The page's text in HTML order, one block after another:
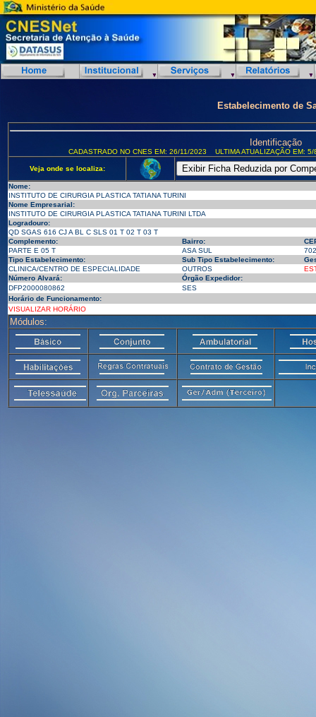
Estabelecimento de
Identificação
CADASTRADO NO CNES EM: 26/11/2023 ULTIMA ATUALIZAÇÃO EM:
Veja onde se localiza:
Nome:
INSTITUTO DE CIRURGIA PLASTICA TATIANA TURINI
Nome Empresarial:
INSTITUTO DE CIRURGIA PLASTICA TATIANA TURINI LTDA
Logradouro:
QD SGAS 616 CJ A BL C SLS 01 T 02 T 03 T
Complemento:
Bairro:
PARTE E 05 T
ASA SUL
Tipo Estabelecimento:
Sub Tipo Estabelecimento:
CLINICA/CENTRO DE ESPECIALIDADE
OUTROS
Número Alvará:
Órgão Expedidor:
DFP2000080862
SES
Horário de Funcionamento:
VISUALIZAR HORÁRIO
Módulos: